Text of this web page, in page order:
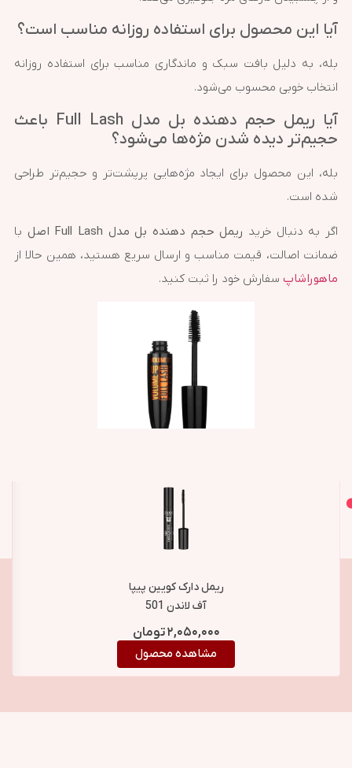
آیا این محصول برای استفاده روزانه مناسب است؟
بله، به دلیل بافت سبک و ماندگاری مناسب برای استفاده روزانه
انتخاب خوبی محسوب می‌شود.
آیا ریمل حجم دهنده بل مدل Full Lash باعث
حجیم‌تر دیده شدن مژه‌ها می‌شود؟
بله، این محصول برای ایجاد مژه‌هایی پرپشت‌تر و حجیم‌تر طراحی
شده است.
اگر به دنبال خرید ریمل حجم دهنده بل مدل Full Lash اصل
با
ضمانت اصالت، قیمت مناسب و ارسال سریع هستید، همین حالا از
ماهوراشاپ سفارش خود را ثبت کنید.
اصل و اورجینال
محصولات مشابه
ریمل دارک کویین پیپا
آف لاندن 501
۲,۰۵۰,۰۰۰تومان
مشاهده محصول